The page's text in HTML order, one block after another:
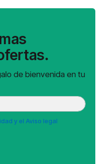
de bienvenida en tu
y el Aviso legal